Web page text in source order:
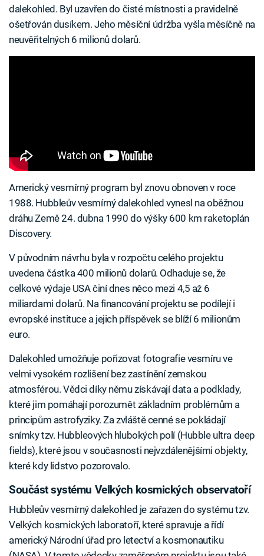
dalekohled. Byl uzavřen do čisté místnosti a pravidelně
ošetřován dusíkem. Jeho měsíční údržba vyšla měsíčně na
neuvěřitelných 6 milionů dolarů.
Americký vesmírný program byl znovu obnoven v roce
1988. Hubbleův vesmírný dalekohled vynesl na oběžnou
dráhu Země 24. dubna 1990 do výšky 600 km raketoplán
Discovery.
V původním návrhu byla v rozpočtu celého projektu
uvedena částka 400 milionů dolarů. Odhaduje se, že
celkové výdaje USA činí dnes něco mezi 4,5 až 6
miliardami dolarů. Na financování projektu se podílejí i
evropské instituce a jejich příspěvek se blíží 6 milionům
euro.
Dalekohled umožňuje pořizovat fotografie vesmíru ve
velmi vysokém rozlišení bez zastínění zemskou
atmosférou. Vědci díky němu získávají data a podklady,
které jim pomáhají porozumět základním problémům a
principům astrofyziky. Za zvláště cenné se pokládají
snímky tzv. Hubbleových hlubokých polí (Hubble ultra deep
fields), které jsou v současnosti nejvzdálenějšími objekty,
které kdy lidstvo pozorovalo.
Součást systému Velkých kosmických observatoří
Hubbleův vesmírný dalekohled je zařazen do systému tzv.
Velkých kosmických laboratoří, které spravuje a řídí
americký Národní úřad pro letectví a kosmonautiku